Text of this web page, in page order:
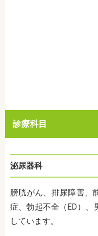
診療科目
泌尿器科
膀胱がん、排尿障害、
症、勃起不全（ED）、
しています。